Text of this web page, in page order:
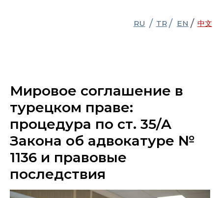
Мировое соглашение в
турецком праве:
процедура по ст. 35/A
Закона об адвокатуре №
1136 и правовые
последствия